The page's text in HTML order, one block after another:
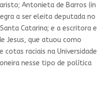
Antonieta de Barros (in
a ser eleita deputada no
Catarina; e a escritora e
Jesus, que atuou como
raciais na Universidade
nesse tipo de política